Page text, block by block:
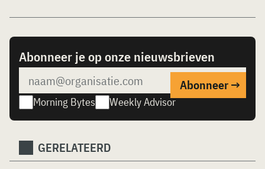
Abonneer je op onze nieuwsbrieven
Morning Bytes Weekly Advisor
GERELATEERD